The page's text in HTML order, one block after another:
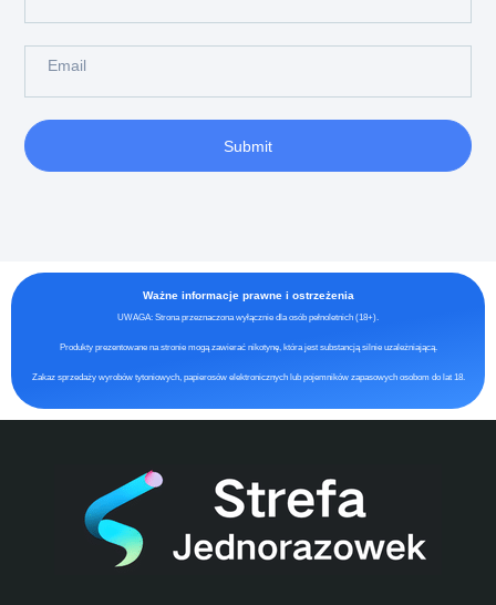
Submit
Ważne informacje prawne i ostrzeżenia
UWAGA: Strona przeznaczona wyłącznie dla osób pełnoletnich (18+).
Produkty prezentowane na stronie mogą zawierać nikotynę, która jest substancją silnie uzależniającą.
Zakaz sprzedaży wyrobów tytoniowych, papierosów elektronicznych lub pojemników zapasowych osobom do lat 18.